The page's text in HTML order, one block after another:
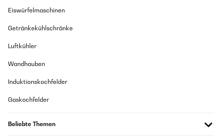
Eiswürfelmaschinen
Getränkekühlschränke
Luftkühler
Wandhauben
Induktionskochfelder
Gaskochfelder
Beliebte Themen